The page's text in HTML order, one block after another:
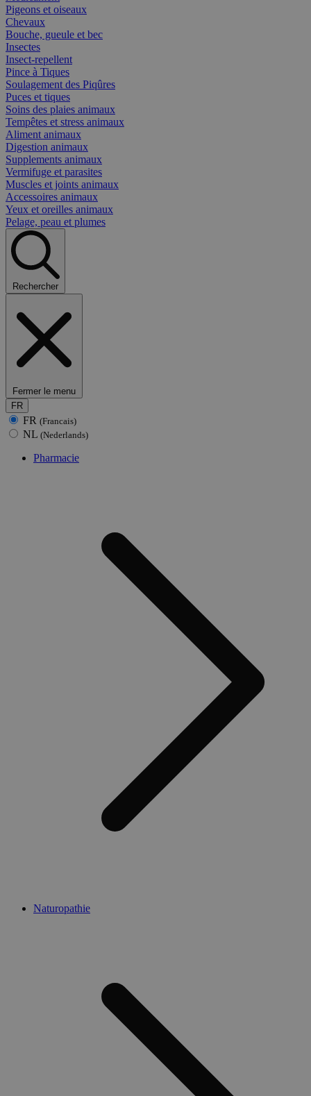
Pigeons et oiseaux
Chevaux
Bouche, gueule et bec
Insectes
Insect-repellent
Pince à Tiques
Soulagement des Piqûres
Puces et tiques
Soins des plaies animaux
Tempêtes et stress animaux
Aliment animaux
Digestion animaux
Supplements animaux
Vermifuge et parasites
Muscles et joints animaux
Accessoires animaux
Yeux et oreilles animaux
Pelage, peau et plumes
Rechercher
Fermer le menu
FR
FR (Francais)
NL (Nederlands)
Pharmacie
Naturopathie